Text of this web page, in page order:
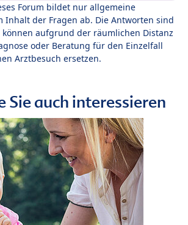
Forum bildet nur allgemeine
Inhalt der Fragen ab. Die Antworten sind
aufgrund der räumlichen Distanz
oder Beratung für den Einzelfall
Arztbesuch ersetzen.
Sie auch interessieren